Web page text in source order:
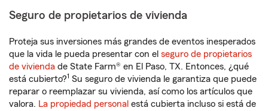
Seguro de propietarios de vivienda
Proteja sus inversiones más grandes de eventos inesperados
que la vida le pueda presentar con el seguro de propietarios
de vivienda de State Farm® en El Paso, TX. Entonces, ¿qué
está cubierto?1 Su seguro de vivienda le garantiza que puede
reparar o reemplazar su vivienda, así como los artículos que
valora. La propiedad personal está cubierta incluso si está de